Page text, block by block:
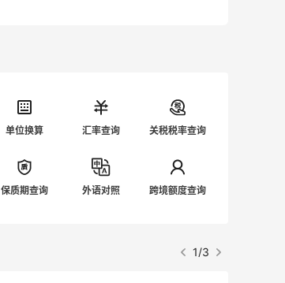
单位换算 汇率查询 关税税率查询
保质期查询 外语对照 跨境额度查询
1/3